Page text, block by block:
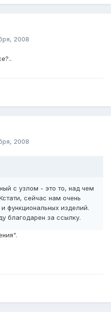
2008
2008
с узлом - это то, над чем
сейчас нам очень
функциональных изделий.
благодарен за ссылку.